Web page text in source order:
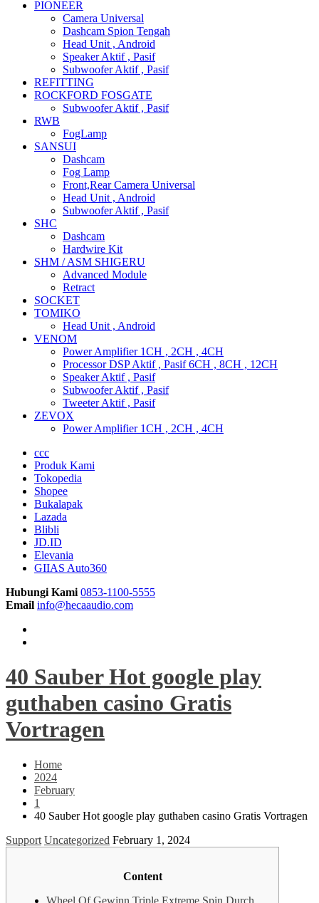
PIONEER
Camera Universal
Dashcam Spion Tengah
Head Unit , Android
Speaker Aktif , Pasif
Subwoofer Aktif , Pasif
REFITTING
ROCKFORD FOSGATE
Subwoofer Aktif , Pasif
RWB
FogLamp
SANSUI
Dashcam
Fog Lamp
Front,Rear Camera Universal
Head Unit , Android
Subwoofer Aktif , Pasif
SHC
Dashcam
Hardwire Kit
SHM / ASM SHIGERU
Advanced Module
Retract
SOCKET
TOMIKO
Head Unit , Android
VENOM
Power Amplifier 1CH , 2CH , 4CH
Processor DSP Aktif , Pasif 6CH , 8CH , 12CH
Speaker Aktif , Pasif
Subwoofer Aktif , Pasif
Tweeter Aktif , Pasif
ZEVOX
Power Amplifier 1CH , 2CH , 4CH
ccc
Produk Kami
Tokopedia
Shopee
Bukalapak
Lazada
Blibli
JD.ID
Elevania
GIIAS Auto360
Hubungi Kami 0853-1100-5555
Email info@hecaaudio.com
40 Sauber Hot google play
guthaben casino Gratis
Vortragen
Home
2024
February
1
40 Sauber Hot google play guthaben casino Gratis Vortragen
Support Uncategorized February 1, 2024
Content
Wheel Of Gewinn Triple Extreme Spin Durch